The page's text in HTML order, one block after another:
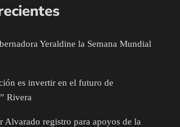
Yeraldine la Semana Mundial
es invertir en el futuro de
Rivera
Alvarado registro para apoyos de la